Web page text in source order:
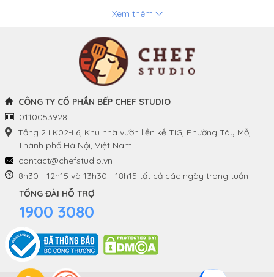
Khay và Bếp nướng
Tuyển dụng
THÔNG TIN
Chính sách và quy định
chung
Hướng dẫn đặt hàng
Chính sách đổi hàng
THEO DÕI CHÚNG TÔI
Xem thêm
CÔNG TY CỔ PHẦN BẾP CHEF STUDIO
0110053928
Tầng 2 LK02-L6, Khu nhà vườn liền kề TIG, Phường Tây Mỗ,
Thành phố Hà Nội, Việt Nam
contact@chefstudio.vn
8h30 - 12h15 và 13h30 - 18h15 tất cả các ngày trong tuần
TỔNG ĐÀI HỖ TRỢ
1900 3080